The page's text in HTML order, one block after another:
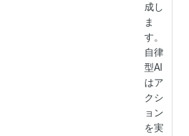
成し
ま
す。
自律
型AI
はア
クシ
ョン
を実